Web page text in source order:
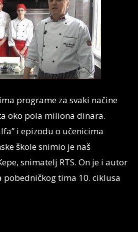
programe za svaki načine
oko pola miliona dinara.
i epizodu o učenicima
škole snimio je naš
snimatelj RTS. On je i autor
tima 10. ciklusa